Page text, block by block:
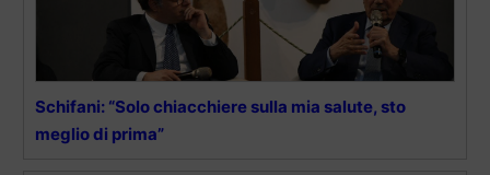
Schifani: “Solo chiacchiere sulla mia salute, sto
meglio di prima”